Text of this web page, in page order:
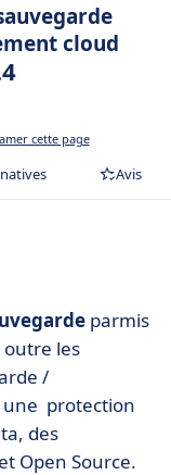
cloud
cette page
Avis
parmis
les
/
une protection
des
Open Source.